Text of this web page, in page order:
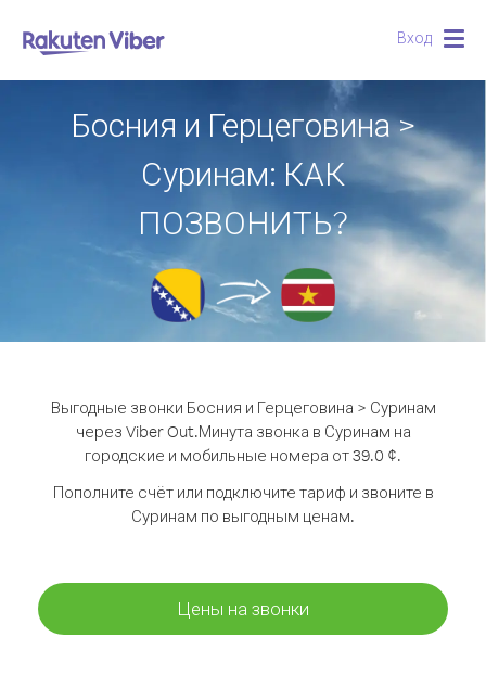
Вход
Босния и Герцеговина >
Суринам: КАК
ПОЗВОНИТЬ?
Выгодные звонки Босния и Герцеговина > Суринам
через Viber Out.Минута звонка в Суринам на
городские и мобильные номера от 39.0 ¢.
Пополните счёт или подключите тариф и звоните в
Суринам по выгодным ценам.
Цены на звонки